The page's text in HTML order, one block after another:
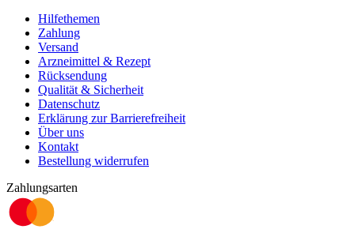
Hilfethemen
Zahlung
Versand
Arzneimittel & Rezept
Rücksendung
Qualität & Sicherheit
Datenschutz
Erklärung zur Barrierefreiheit
Über uns
Kontakt
Bestellung widerrufen
Zahlungsarten